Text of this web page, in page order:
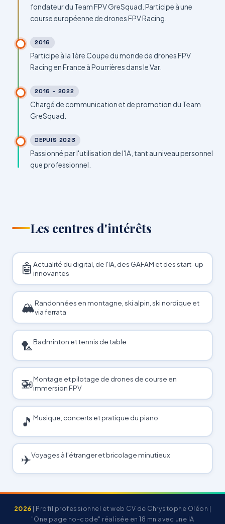
fondateur du Team FPV GreSquad. Participe à une
course européenne de drones FPV Racing.
2016
Participe à la 1ère Coupe du monde de drones FPV
Racing en France à Pourrières dans le Var.
2016 – 2022
Chargé de communication et de promotion du Team
GreSquad.
DEPUIS 2023
Passionné par l'utilisation de l'IA, tant au niveau personnel
que professionnel.
Les centres d'intérêts
🤖 Actualité du digital, de l'IA, des GAFAM et des start-up
innovantes
🏔️Randonnées en montagne, ski alpin, ski nordique et
via ferrata
🏸Badminton et tennis de table
🚁Montage et pilotage de drones de course en
immersion FPV
🎵 Musique, concerts et pratique du piano
✈️Voyages à l'étranger et bricolage minutieux
2026 | Profil professionnel et web CV de Chrystophe Oléon |
"One page no-code" réalisée en 18 mn avec une IA